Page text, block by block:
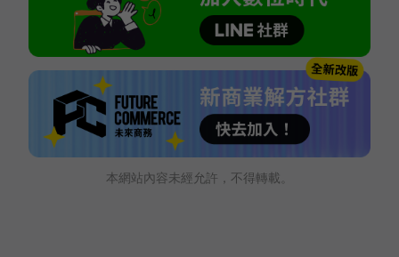
本網站內容未經允許，不得轉載。